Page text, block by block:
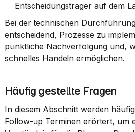
Entscheidungsträger auf dem
Bei der technischen
entscheidend, Prozesse zu
pünktliche Nachverfolgung und,
schnelles Handeln ermöglichen.
Häufig gestellte Fragen
In diesem Abschnitt werden
Follow-up Terminen erörtert, um